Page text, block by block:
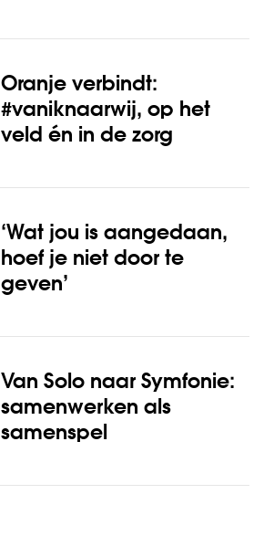
Oranje verbindt:
#vaniknaarwij, op het
veld én in de zorg
‘Wat jou is aangedaan,
hoef je niet door te
geven’
Van Solo naar Symfonie:
samenwerken als
samenspel